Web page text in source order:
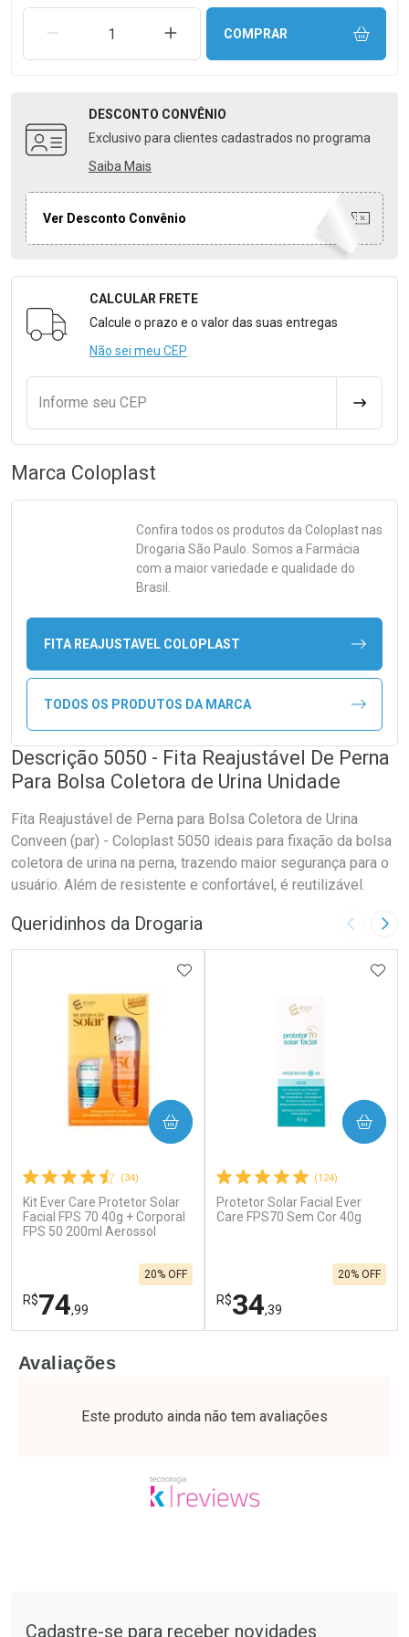
REMOVER UMA UNIDADEAUMENTAR UMA UNIDADE
COMPRAR
DESCONTO CONVÊNIO
Exclusivo para clientes cadastrados no programa
Saiba Mais
Ver Desconto Convênio
Formulário para Calcular o Frete
CALCULAR FRETE
Calcule o prazo e o valor das suas entregas
Não sei meu CEP
Informe seu CEP
Marca Coloplast
Confira todos os produtos da Coloplastnas
Drogaria São Paulo. Somos a Farmácia
com a maior variedade e qualidade do
Brasil.
FITA REAJUSTAVEL COLOPLAST
TODOS OS PRODUTOS DA MARCA
Descrição 5050 - Fita Reajustável De Perna
Para Bolsa Coletora de Urina Unidade
Fita Reajustável de Perna para Bolsa Coletora de Urina
Conveen (par) - Coloplast 5050 ideais para fixação da bolsa
coletora de urina na perna, trazendo maior segurança para o
usuário. Além de resistente e confortável, é reutilizável.
Queridinhos da Drogaria Imagem
(34)
Kit Ever Care Protetor Solar
Facial FPS 70 40g + Corporal
FPS 50 200ml Aerossol
R$74,99
20% OFF
ADICIONAR AOS FAVORITOS
COMPRAR
Laboratório
Por Menos
(124)
Protetor Solar Facial Ever
Care FPS70 Sem Cor 40g
R$34,39
20% OFF
COMPRAR
Laboratório
Por Menos
Avaliações
Este produto ainda não tem avaliações
Cadastre-se para receber novidades